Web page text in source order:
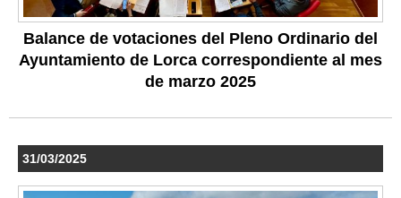
Balance de votaciones del Pleno Ordinario del
Ayuntamiento de Lorca correspondiente al mes
de marzo 2025
31/03/2025